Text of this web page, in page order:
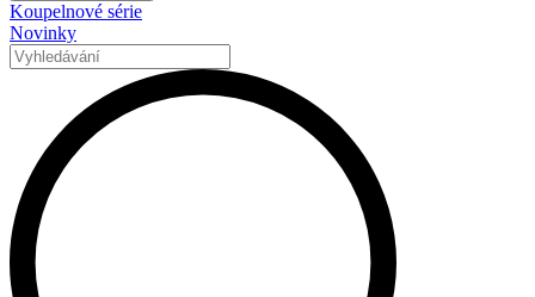
Koupelnové série
Novinky